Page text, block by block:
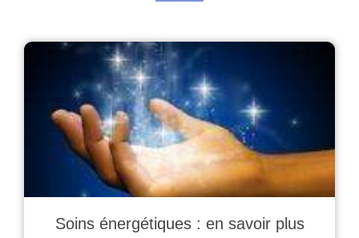
Soins énergétiques : en savoir plus